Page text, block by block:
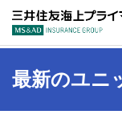
最新のユニ